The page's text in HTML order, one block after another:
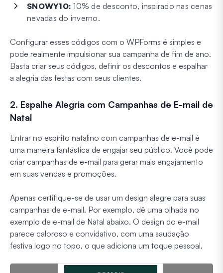
SNOWY10: 10% de desconto, inspirado nas cenas
nevadas do inverno.
Configurar esses códigos com o WPForms é simples e
pode realmente impulsionar sua campanha de fim de ano.
Basta criar seus códigos, definir os descontos e espalhar
a alegria das festas com seus clientes.
2. Espalhe Alegria com Campanhas de E-mail de
Natal
Entrar no espírito natalino com campanhas de e-mail é
uma maneira fantástica de engajar seu público. Você pode
criar campanhas de e-mail para gerar mais engajamento
em suas vendas e promoções.
Apenas certifique-se de usar um design alegre para suas
campanhas de e-mail. Por exemplo, dê uma olhada no
exemplo de e-mail de Natal abaixo. O design do e-mail
parece caloroso e convidativo, com uma saudação
festiva logo no topo, o que adiciona um toque pessoal.